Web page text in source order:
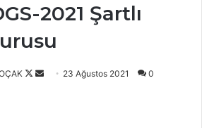
2021 Şartlı
Follow
Bir
23 Ağustos 2021 0